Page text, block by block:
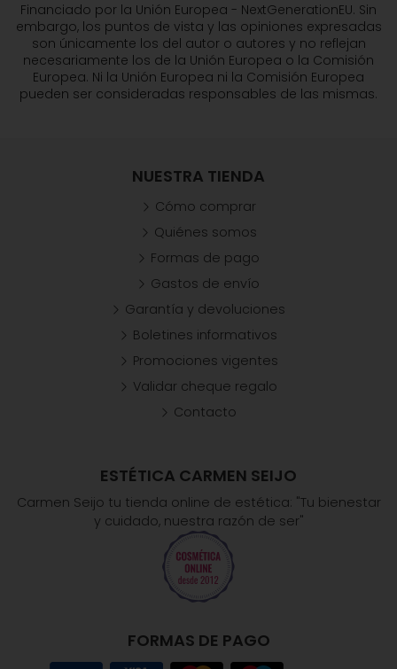
Financiado por la Unión Europea - NextGenerationEU. Sin
embargo, los puntos de vista y las opiniones expresadas
son únicamente los del autor o autores y no reflejan
necesariamente los de la Unión Europea o la Comisión
Europea. Ni la Unión Europea ni la Comisión Europea
pueden ser consideradas responsables de las mismas.
ESTÉTICA CARMEN SEIJO
Carmen Seijo tu tienda online de estética: "Tu bienestar
y cuidado, nuestra razón de ser"
FORMAS DE PAGO
NUESTRA TIENDA
Cómo comprar
Quiénes somos
Formas de pago
Gastos de envío
Garantía y devoluciones
Boletines informativos
Promociones vigentes
Validar cheque regalo
Contacto